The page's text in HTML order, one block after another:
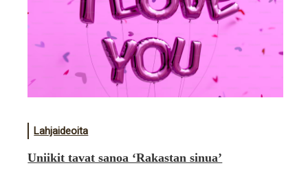
Lahjaideoita
Uniikit tavat sanoa ‘Rakastan sinua’